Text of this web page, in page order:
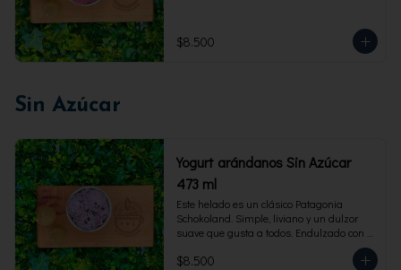
473 ml. Rinde 4 porciones.
$8.500
Sin Azúcar
Yogurt arándanos Sin Azúcar
473 ml
Este helado es un clásico Patagonia
Schokoland. Simple, liviano y un dulzor
suave que gusta a todos. Endulzado con
fructosa.Envase familiar 473 ml. Rinde 4
porciones.
$8.500